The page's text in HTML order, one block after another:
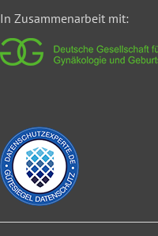
In Zusammenarbeit mit: